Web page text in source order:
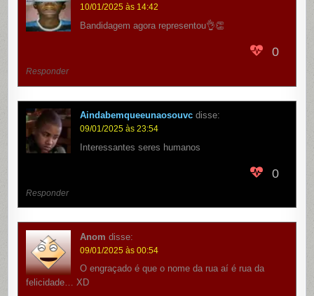
10/01/2025 às 14:42
Bandidagem agora representou👌👏
0
Responder
Aindabemqueeunaosouvc disse:
09/01/2025 às 23:54
Interessantes seres humanos
0
Responder
Anom disse:
09/01/2025 às 00:54
O engraçado é que o nome da rua aí é rua da
felicidade… XD